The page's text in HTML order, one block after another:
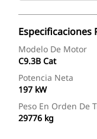
Especificaciones
Modelo De Motor
C9.3B Cat
Potencia Neta
197 kW
Peso En Orden De
29776 kg